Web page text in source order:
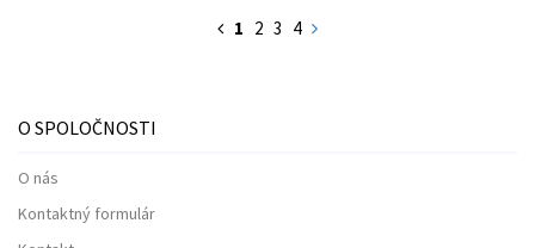
1 2 3 4
O SPOLOČNOSTI
O nás
Kontaktný formulár